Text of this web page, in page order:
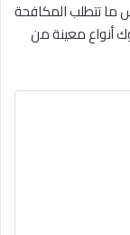
ما تتطلب المكافحة
أنواع معينة من